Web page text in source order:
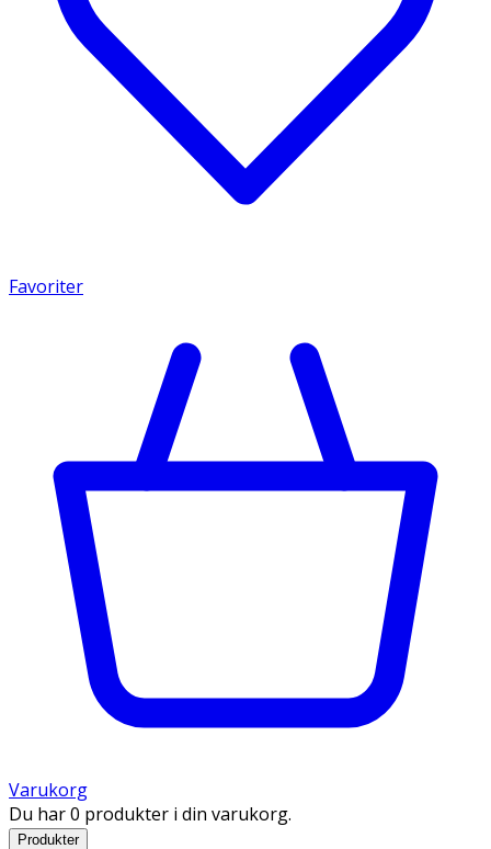
Favoriter
Varukorg
Du har 0 produkter i din varukorg.
Produkter